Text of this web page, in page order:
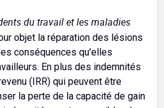
du travail et les maladies
objet la réparation des lésions
conséquences qu'elles
En plus des indemnités
(IRR) qui peuvent être
la perte de la capacité de gain